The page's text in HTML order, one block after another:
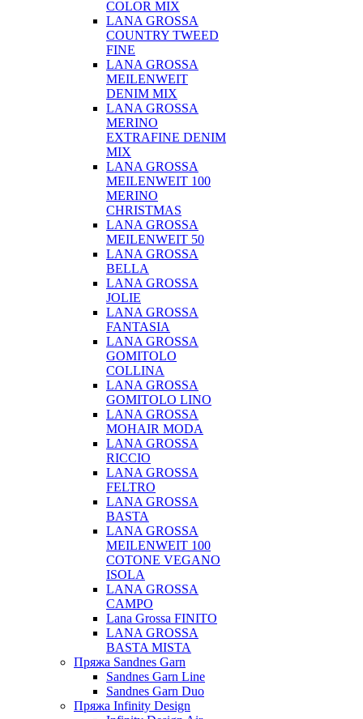
COLOR MIX
LANA GROSSA
COUNTRY TWEED
FINE
LANA GROSSA
MEILENWEIT
DENIM MIX
LANA GROSSA
MERINO
EXTRAFINE DENIM
MIX
LANA GROSSA
MEILENWEIT 100
MERINO
CHRISTMAS
LANA GROSSA
MEILENWEIT 50
LANA GROSSA
BELLA
LANA GROSSA
JOLIE
LANA GROSSA
FANTASIA
LANA GROSSA
GOMITOLO
COLLINA
LANA GROSSA
GOMITOLO LINO
LANA GROSSA
MOHAIR MODA
LANA GROSSA
RICCIO
LANA GROSSA
FELTRO
LANA GROSSA
BASTA
LANA GROSSA
MEILENWEIT 100
COTONE VEGANO
ISOLA
LANA GROSSA
CAMPO
Lana Grossa FINITO
LANA GROSSA
BASTA MISTA
Пряжа Sandnes Garn
Sandnes Garn Line
Sandnes Garn Duo
Пряжа Infinity Design